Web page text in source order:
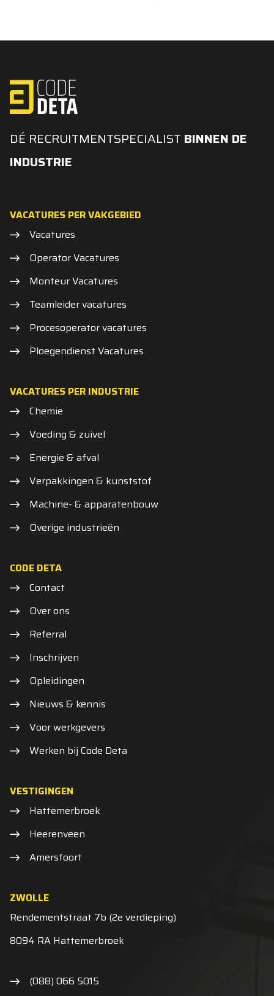
DÉ RECRUITMENTSPECIALIST BINNEN DE
INDUSTRIE
VACATURES PER VAKGEBIED
Vacatures
Operator Vacatures
Monteur Vacatures
Teamleider vacatures
Procesoperator vacatures
Ploegendienst Vacatures
VACATURES PER INDUSTRIE
Chemie
Voeding & zuivel
Energie & afval
Verpakkingen & kunststof
Machine- & apparatenbouw
Overige industrieën
CODE DETA
Contact
Over ons
Referral
Inschrijven
Opleidingen
Nieuws & kennis
Voor werkgevers
Werken bij Code Deta
VESTIGINGEN
Hattemerbroek
Heerenveen
Amersfoort
ZWOLLE
Rendementstraat 7b (2e verdieping)
8094 RA Hattemerbroek
(088) 066 5015